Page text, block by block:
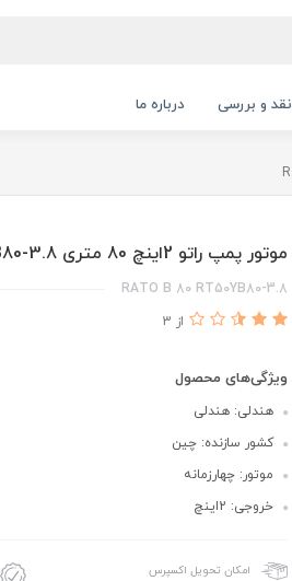
نقد و بررسی درباره ما
موتور پمپ راتو 2اینچ 80 متری RT50YB80-3.8
RATO B 80 RT50YB80-3.8
از 3
ویژگی‌های محصول
هندلی: هندلی
کشور سازنده: چین
موتور: چهارزمانه
خروجی: 2اینچ
امکان تحویل اکسپرس